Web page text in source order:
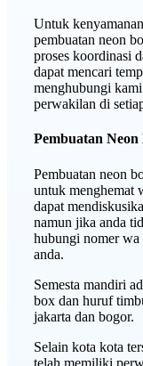
Untuk
pembuatan neon
proses koordinasi
dapat mencari
menghubungi
perwakilan di
Pembuatan
Pembuatan neon
untuk menghemat
dapat
namun jika anda
hubungi nomer wa
anda.
Semesta mandiri
box dan huruf
jakarta dan bogor.
Selain kota kota
telah memiliki